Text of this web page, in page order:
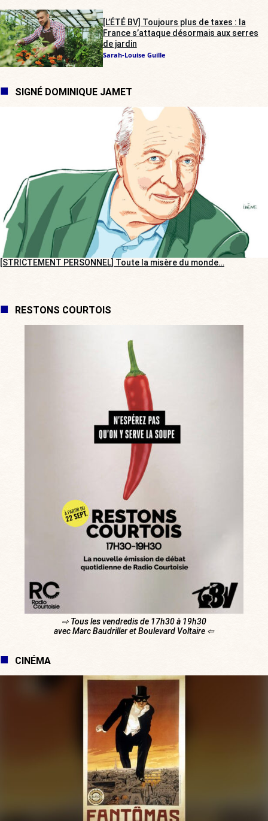
[L’ÉTÉ BV] Toujours plus de taxes : la
France s’attaque désormais aux serres
de jardin
Sarah-Louise Guille
SIGNÉ DOMINIQUE JAMET
[STRICTEMENT PERSONNEL] Toute la misère du monde…
RESTONS COURTOIS
⇨ Tous les vendredis de 17h30 à 19h30
avec Marc Baudriller et Boulevard Voltaire ⇦
CINÉMA